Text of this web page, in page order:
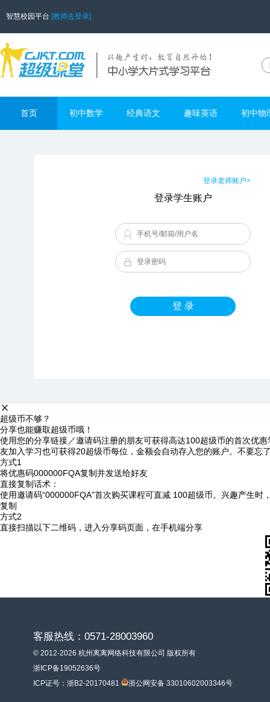
智慧校园平台 [教师去登录]
首页 初中数学 经典语文 趣味英语 初中物
登录老师账户>
登录学生账户
登 录
超级币不够？
分享也能赚取超级币哦！
使用您的分享链接／邀请码注册的朋友可获得高达100超级币的首次优
友加入学习也可获得20超级币每位，金额会自动存入您的账户。不要忘
方式1
将优惠码000000FQA复制并发送给好友
直接复制话术：
使用邀请码“000000FQA”首次购买课程可直减 100超级币。兴趣产生时
复制
方式2
直接扫描以下二维码，进入分享码页面，在手机端分享
客服热线：0571-28003960
© 2012-2026 杭州离离网络科技有限公司 版权所有
浙ICP备19052636号
ICP证号：浙B2-20170481
浙公网安备 33010602003346号